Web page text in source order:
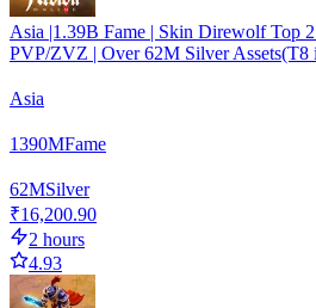
Asia |1.39B Fame | Skin Direwolf Top
PVP/ZVZ | Over 62M Silver Assets(T8
Asia
1390MFame
62MSilver
₹16,200.90
2 hours
4.93